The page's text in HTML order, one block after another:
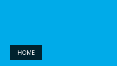
HOME